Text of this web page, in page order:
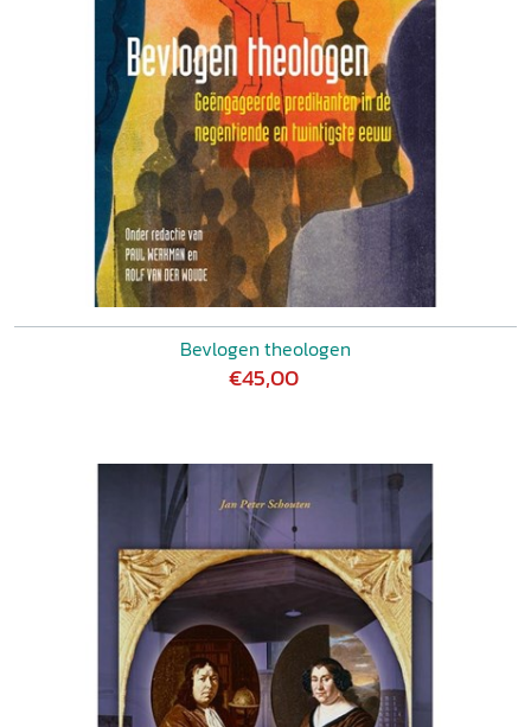
Bevlogen theologen
€45,00